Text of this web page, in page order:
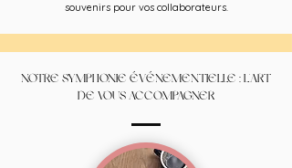
souvenirs pour vos collaborateurs.
NOTRE SYMPHONIE ÉVÉNEMENTIELLE : L'ART
DE VOUS ACCOMPAGNER